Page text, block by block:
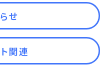
せ
関連